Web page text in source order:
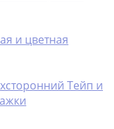
и цветная
Тейп и